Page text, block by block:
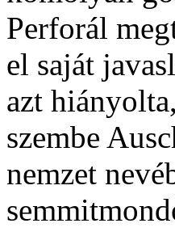
Perforál
el saját
azt
szembe
nemzet